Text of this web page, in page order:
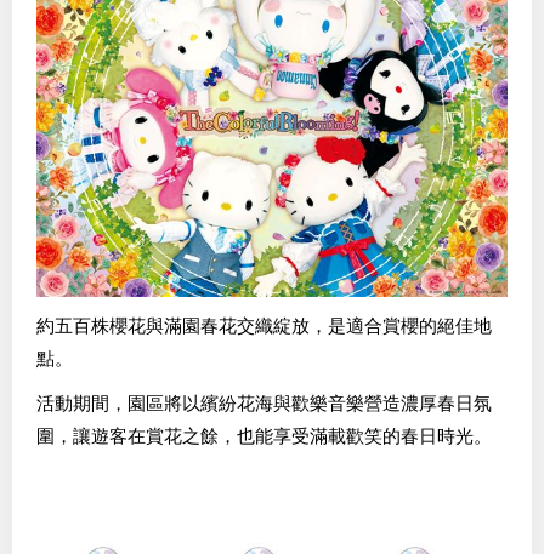
約五百株櫻花與滿園春花交織綻放，是適合賞櫻的絕佳地
點。
活動期間，園區將以繽紛花海與歡樂音樂營造濃厚春日氛
圍，讓遊客在賞花之餘，也能享受滿載歡笑的春日時光。